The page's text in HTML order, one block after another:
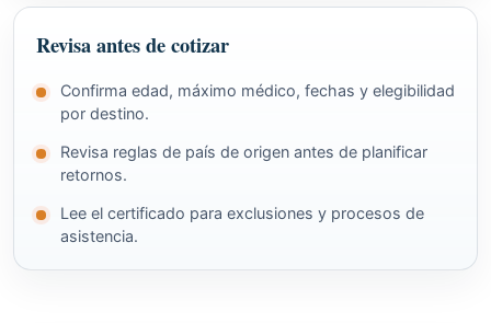
Revisa antes de cotizar
Confirma edad, máximo médico, fechas y elegibilidad
por destino.
Revisa reglas de país de origen antes de planificar
retornos.
Lee el certificado para exclusiones y procesos de
asistencia.